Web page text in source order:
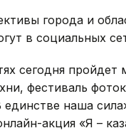
города и
в социальных
сегодня
фестиваль
наша
акция «Я –